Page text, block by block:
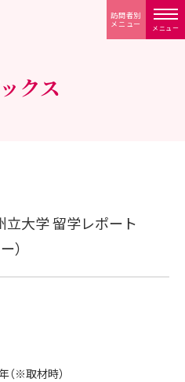
メニュー
訪問者別
メニュー
クス
立大学 留学レポート
）
※取材時）